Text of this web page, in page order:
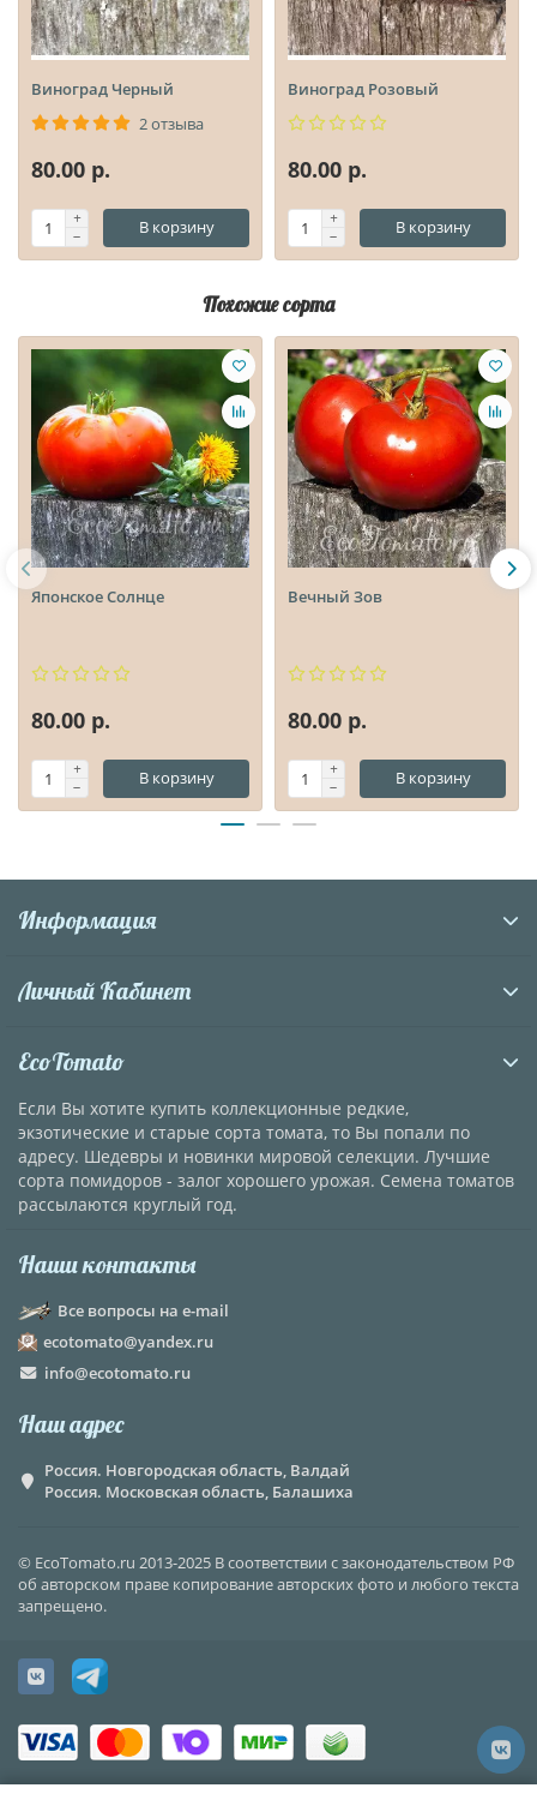
Виноград Черный
2 отзыва
80.00 р.
В корзину
Виноград Розовый
80.00 р.
В корзину
Похожие сорта
Японское Солнце
80.00 р.
В корзину
Вечный Зов
80.00 р.
В корзину
Информация
Личный Кабинет
EcoTomato
Если Вы хотите купить коллекционные редкие,
экзотические и старые сорта томата, то Вы попали по
адресу. Шедевры и новинки мировой селекции. Лучшие
сорта помидоров - залог хорошего урожая. Семена томатов
рассылаются круглый год.
Наши контакты
Все вопросы на e-mail
ecotomato@yandex.ru
info@ecotomato.ru
Наш адрес
Россия. Новгородская область, Валдай
Россия. Московская область, Балашиха
© EcoTomato.ru 2013-2025 В соответствии с законодательством РФ
об авторском праве копирование авторских фото и любого текста
запрещено.